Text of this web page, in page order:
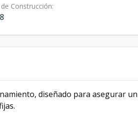
Construcción:
diseñado para asegurar